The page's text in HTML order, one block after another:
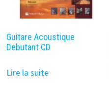
Guitare Acoustique
Debutant CD
Lire la suite